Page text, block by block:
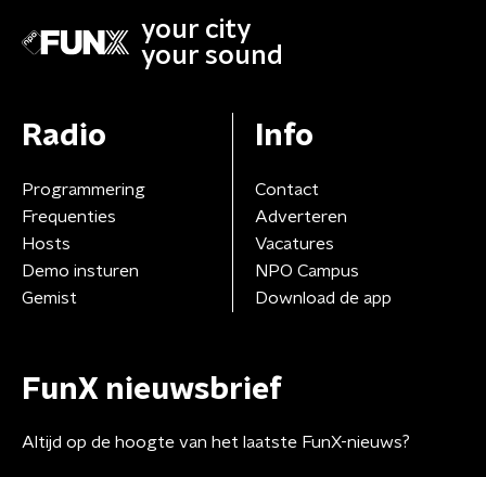
your city
your sound
Radio
Programmering
Frequenties
Hosts
Demo insturen
Gemist
Info
Contact
Adverteren
Vacatures
NPO Campus
Download de app
FunX nieuwsbrief
Altijd op de hoogte van het laatste FunX-nieuws?